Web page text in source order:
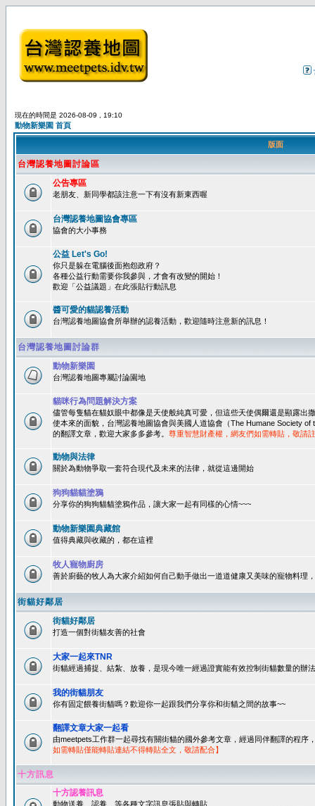
現在的時間是 2026-08-09 , 19:10
動物新樂園 首頁
版面
台灣認養地圖討論區
公告專區
老朋友、新同學都該注意一下有沒有新東西喔
台灣認養地圖協會專區
協會的大小事務
公益 Let's Go!
你只是躲在電腦後面抱怨政府？
各種公益行動需要你我參與，才會有改變的開始！
歡迎「公益議題」在此張貼行動訊息
醬可愛的貓認養活動
台灣認養地圖協會所舉辦的認養活動，歡迎隨時注意新的訊息！
台灣認養地圖討論群
動物新樂園
台灣認養地圖專屬討論園地
貓咪行為問題解決方案
儘管每隻貓在貓奴眼中都像是天使般純真可愛，但這些天使偶爾還是顯露出
使本來的面貌，台灣認養地圖協會與美國人道協會（The Humane Society
的翻譯文章，歡迎大家多多參考。 尊重智慧財產權，網友們如需轉貼，敬請
動物與法律
關於為動物爭取一套符合現代及未來的法律，就從這邊開始
狗狗貓貓塗鴉
分享你的狗狗貓貓塗鴉作品，讓大家一起有同樣的心情~~~
動物新樂園典藏館
值得典藏與收藏的，都在這裡
牧人寵物廚房
善於廚藝的牧人為大家介紹如何自己動手做出一道道健康又美味的寵物料理
街貓好鄰居
街貓好鄰居
打造一個對街貓友善的社會
大家一起來TNR
街貓經過捕捉、結紮、放養，是現今唯一經過證實能有效控制街貓數量的辦
我的街貓朋友
你有固定餵養街貓嗎？歡迎你一起跟我們分享你和街貓之間的故事~~
翻譯文章大家一起看
由meetpets工作群一起尋找有關街貓的國外參考文章，經過同伴翻譯的程序
如需轉貼僅能轉貼連結不得轉貼全文，敬請配合】
十方訊息
十方認養訊息
動物送養、認養、等各種文字訊息張貼與轉貼